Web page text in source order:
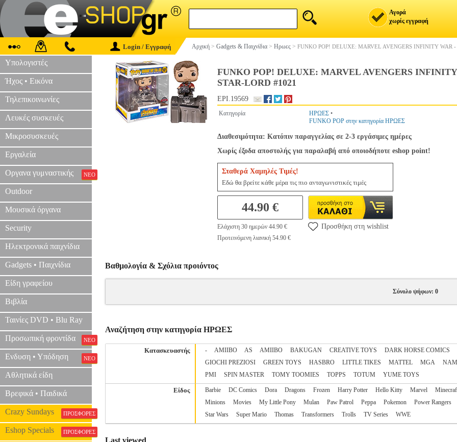
Αγορά
χωρίς εγγραφή
Login / Εγγραφή Αρχική > Gadgets & Παιχνίδια > Ηρωες > FUNKO POP! DELUXE: MARVEL AVENGERS INFINITY WAR
Υπολογιστές
Ήχος • Εικόνα
Τηλεπικοινωνίες
Λευκές συσκευές
Μικροσυσκευές
Εργαλεία
Οργανα γυμναστικής ΝΕΟ
Outdoor
Μουσικά όργανα
Security
Ηλεκτρονικά παιχνίδια
Gadgets • Παιχνίδια
Είδη γραφείου
Βιβλία
Ταινίες DVD • Blu Ray
Προσωπική φροντίδα ΝΕΟ
Ενδυση • Υπόδηση ΝΕΟ
Αθλητικά είδη
Βρεφικά • Παιδικά
Crazy Sundays ΠΡΟΣΦΟΡΕΣ
Eshop Specials ΠΡΟΣΦΟΡΕΣ
FUNKO POP! DELUXE: MARVEL AVENGERS
STAR-LORD #1021
EPI.19569
Κατηγορία ΗΡΩΕΣ •
FUNKO POP στην κατηγορία ΗΡΩΕΣ
Διαθεσιμότητα: Κατόπιν παραγγελίας σε 2-3 εργάσιμες ημέρες
Χωρίς έξοδα αποστολής για παραλαβή από οποιοδήποτε eshop point!
Σταθερά Χαμηλές Τιμές!
Εδώ θα βρείτε κάθε μέρα τις πιο ανταγωνιστικές τιμές
44.90 €
Ελάχιστη 30 ημερών 44.90 €
Προτεινόμενη λιανική 54.90 €
Προσθήκη στη wishlist
Βαθμολογία & Σχόλια προιόντος
Σύνολο ψήφων: 0
Αναζήτηση στην κατηγορία ΗΡΩΕΣ
Κατασκευαστής - AMIIBO AS AΜΙΙΒΟ BAKUGAN CREATIVE TOYS DARK HORSE COMICS
GIOCHI PREZIOSI
GREEN TOYS HASBRO LITTLE TIKES MATTEL MGA
PMI
SPIN MASTER TOMY TOOMIES TOPPS TOTUM YUME TOYS
Είδος Barbie DC Comics Dora Dragons Frozen Harry Potter Hello Kitty Marvel
Minions
Movies My Little Pony Mulan Paw Patrol Peppa Pokemon Power Rangers
Star Wars
Super Mario Thomas Transformers Trolls TV Series WWE
Last viewed